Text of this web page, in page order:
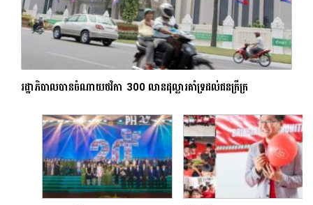
រដ្ឋាភិបាលបានចំណាយថវិកា 300 លានដុល្លារគាំទ្រដល់ជនក្រីក្រ